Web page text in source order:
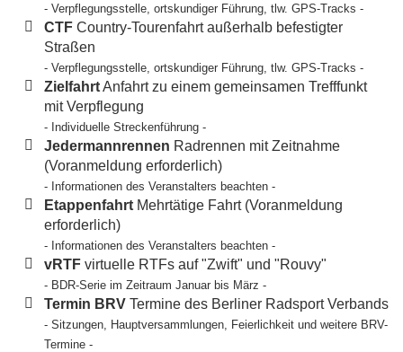
- Verpflegungsstelle, ortskundiger Führung, tlw. GPS-Tracks -
CTF Country-Tourenfahrt außerhalb befestigter
Straßen
- Verpflegungsstelle, ortskundiger Führung, tlw. GPS-Tracks -
ZielfahrtAnfahrt zu einem gemeinsamen Trefffunkt
mit Verpflegung
- Individuelle Streckenführung -
Jedermannrennen Radrennen mit Zeitnahme
(Voranmeldung erforderlich)
- Informationen des Veranstalters beachten -
Etappenfahrt Mehrtätige Fahrt (Voranmeldung
erforderlich)
- Informationen des Veranstalters beachten -
vRTF virtuelle RTFs auf "Zwift" und "Rouvy"
- BDR-Serie im Zeitraum Januar bis März -
Termin BRV Termine des Berliner Radsport Verbands
- Sitzungen, Hauptversammlungen, Feierlichkeit und weitere BRV-
Termine -